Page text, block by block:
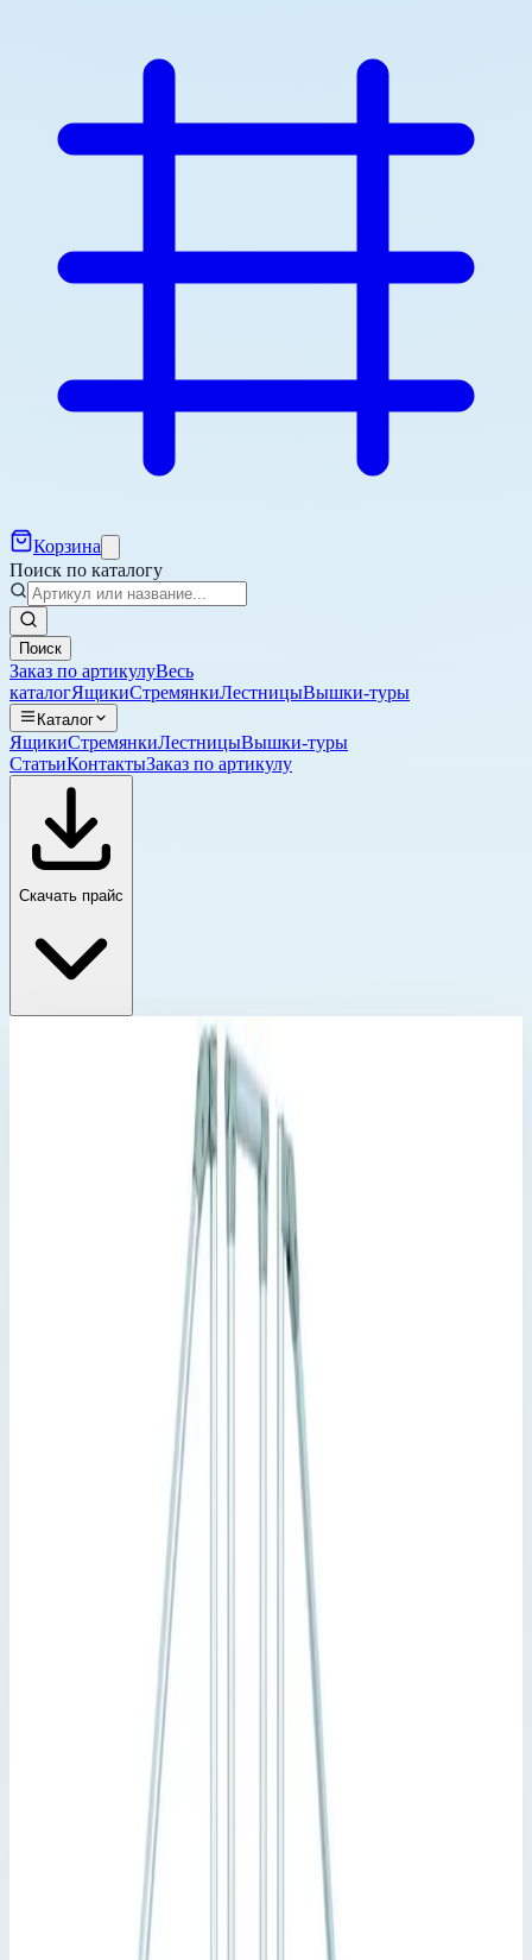
Корзина
Поиск по каталогу
Поиск
Заказ по артикулуВесь
каталогЯщикиСтремянкиЛестницыВышки-туры
Каталог
ЯщикиСтремянкиЛестницыВышки-туры
СтатьиКонтактыЗаказ по артикулу
Скачать прайс
Стационарные и передвижные переходы Zarges
Промышленные лестницы и вышки
Лестницы и переходы›
Стационарные и передвижные переходы Zarges
Стационарный переход Zarges 5 ступеней 600 мм 60°
Стационарные и передвижные переходы
40355904
Стационарный переход Zarges 5
ступеней 600 мм 60° 40355904
Производитель: Zarges; Артикул: 40355904; Кол-во ступеней:
5; Общая высота: 880 мм; Рабочая высота: 1620 мм
Стационарные и передвижные переходы
40355904
Стационарный переход Zarges 5 ступеней 600 мм 60°
Стационарные и передвижные переходы Zarges
Производитель: Zarges; Артикул: 40355904; Кол-во ступеней:
5; Общая высота: 880 мм; Рабочая высота: 1620 мм
Основные параметры
Количество ступеней